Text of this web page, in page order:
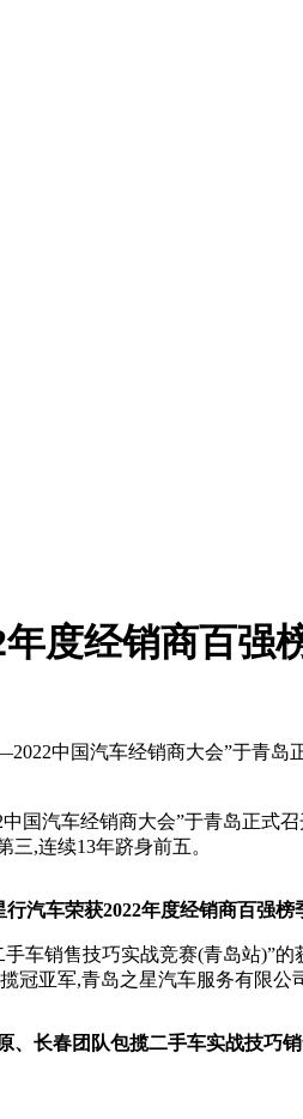
度经销商百强
中国汽车经销商大会”于青岛
汽车经销商大会”于青岛正式
三,连续13年跻身前五。
行汽车荣获2022年度经销商百强榜
销售技巧实战竞赛(青岛站)”
亚军,青岛之星汽车服务有限公
、长春团队包揽二手车实战技巧